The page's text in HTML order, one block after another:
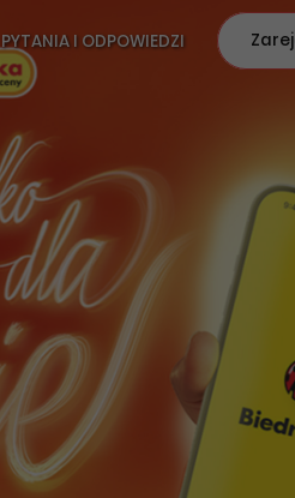
PYTANIA I ODPOWIEDZI